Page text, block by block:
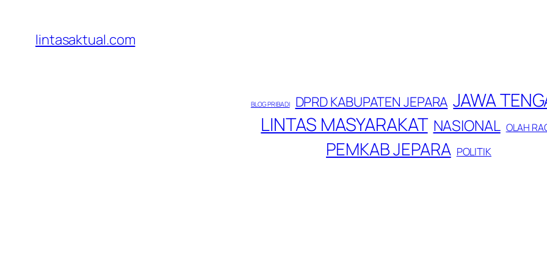
konten
lintasaktual.com
BLOG PRIBADI DPRD KABUPATEN JEPARA JAWA
LINTAS MASYARAKAT NASIONAL OLAH
PEMKAB JEPARA POLITIK